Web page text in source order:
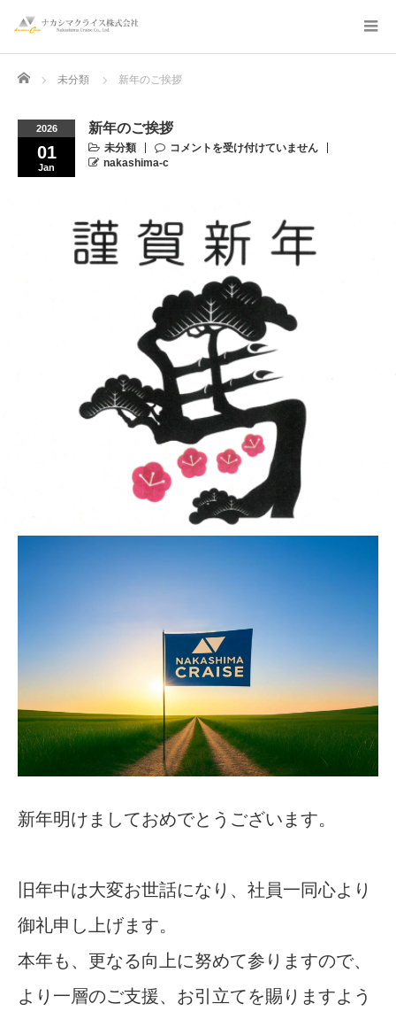
Home 未分類 新年のご挨拶
2026
01
Jan
新年のご挨拶
未分類
コメントを受け付けていません
nakashima-c
新年明けましておめでとうございます。
旧年中は大変お世話になり、社員一同心より
御礼申し上げます。
本年も、更なる向上に努めて参りますので、
より一層のご支援、お引立てを賜りますよう